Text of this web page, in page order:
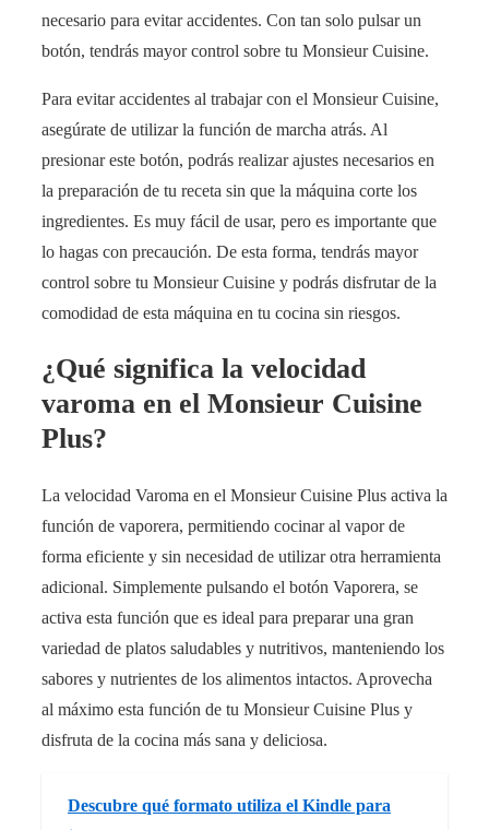
necesario para evitar accidentes. Con tan solo pulsar un
botón, tendrás mayor control sobre tu Monsieur Cuisine.
Para evitar accidentes al trabajar con el Monsieur Cuisine,
asegúrate de utilizar la función de marcha atrás. Al
presionar este botón, podrás realizar ajustes necesarios en
la preparación de tu receta sin que la máquina corte los
ingredientes. Es muy fácil de usar, pero es importante que
lo hagas con precaución. De esta forma, tendrás mayor
control sobre tu Monsieur Cuisine y podrás disfrutar de la
comodidad de esta máquina en tu cocina sin riesgos.
¿Qué significa la velocidad
varoma en el Monsieur Cuisine
Plus?
La velocidad Varoma en el Monsieur Cuisine Plus activa la
función de vaporera, permitiendo cocinar al vapor de
forma eficiente y sin necesidad de utilizar otra herramienta
adicional. Simplemente pulsando el botón Vaporera, se
activa esta función que es ideal para preparar una gran
variedad de platos saludables y nutritivos, manteniendo los
sabores y nutrientes de los alimentos intactos. Aprovecha
al máximo esta función de tu Monsieur Cuisine Plus y
disfruta de la cocina más sana y deliciosa.
Descubre qué formato utiliza el Kindle para